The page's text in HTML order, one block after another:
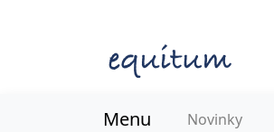
Menu Novinky